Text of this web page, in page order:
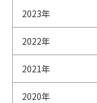
2023年
2022年
2021年
2020年